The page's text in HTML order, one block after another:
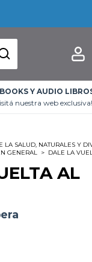
Y AUDIO
nuestra web exclusiva!
LA SALUD, NATURALES Y
GENERAL > DALE LA
AL